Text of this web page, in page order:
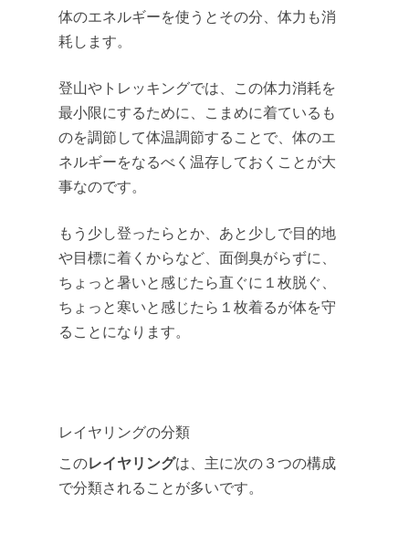
体のエネルギーを使うとその分、体力も消
耗します。
登山やトレッキングでは、この体力消耗を
最小限にするために、こまめに着ているも
のを調節して体温調節することで、体のエ
ネルギーをなるべく温存しておくことが大
事なのです。
もう少し登ったらとか、あと少しで目的地
や目標に着くからなど、面倒臭がらずに、
ちょっと暑いと感じたら直ぐに１枚脱ぐ、
ちょっと寒いと感じたら１枚着るが体を守
ることになります。
レイヤリングの分類
このレイヤリングは、主に次の３つの構成
で分類されることが多いです。